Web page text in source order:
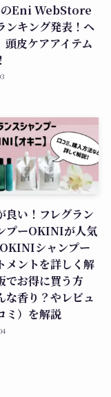
Eni WebStore
ンキング発表！ヘ
頭皮ケアアイテム
良い！フレグラン
プーOKINIが人気
シャンプー
メントを詳しく解
でお得に買う方
な香り？やレビュ
ミ）を解説